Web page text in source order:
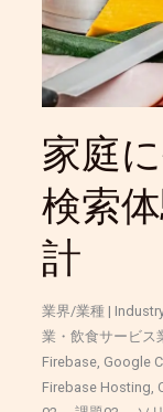
家庭
検索
計
業界/業種 |
業・飲食サービス
Firebase, Google
Firebase Hosting,
レ
シ
ピ
検
体
験
を
ゼ
ロ
か
ら
設